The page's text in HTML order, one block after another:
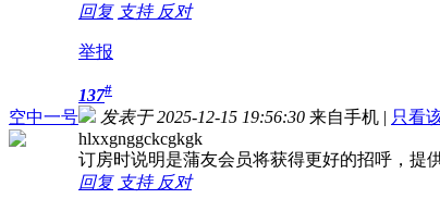
回复 支持 反对
举报
空中一号
137#
发表于 2025-12-15 19:56:30 来自手机 | 只看
hlxxgnggckcgkgk
订房时说明是蒲友会员将获得更好的招呼，提
回复 支持 反对